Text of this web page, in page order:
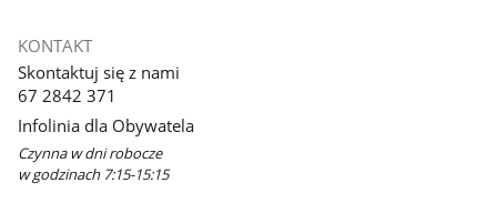
KONTAKT
Skontaktuj się z nami
67 2842 371
Infolinia dla Obywatela
Czynna w dni robocze
w godzinach 7:15-15:15